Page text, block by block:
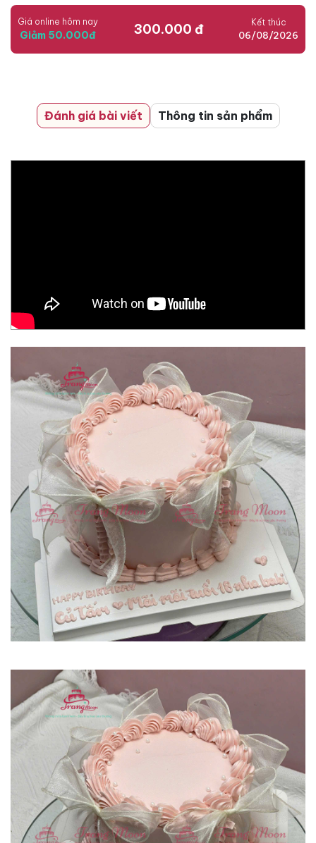
Giá online hôm nay
Giảm 50.000đ 300.000 đ Kết thúc
06/08/2026
Đánh giá bài viết Thông tin sản phẩm